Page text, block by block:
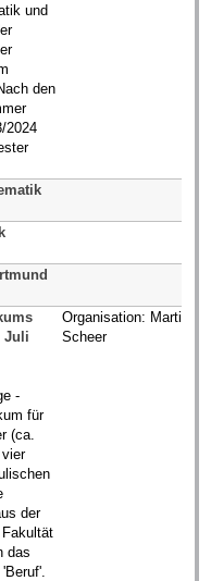
und
den
2024
Juli
-
für
(ca.
der
das
Organisation: Martin
Scheer